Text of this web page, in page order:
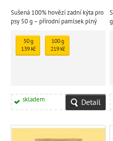
Sušená 100% hovězí zadní kýta pro
psy 50 g – přírodní pamlsek plný
50 g
139 Kč
100 g
219 Kč
skladem Detail